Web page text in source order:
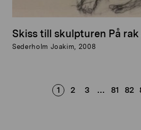
Skiss till skulpturen På
Sederholm Joakim, 2008
1 2 3 … 81 82